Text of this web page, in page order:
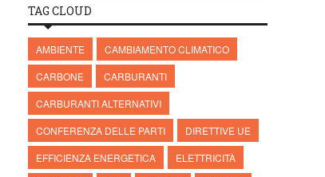
TAG CLOUD
AMBIENTE
CAMBIAMENTO CLIMATICO
CARBONE
CARBURANTI
CARBURANTI ALTERNATIVI
CONFERENZA DELLE PARTI
DIRETTIVE UE
EFFICIENZA ENERGETICA
ELETTRICITÀ